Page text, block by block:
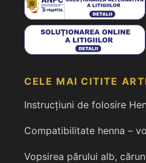
CELE MAI CITITE
Instrucțiuni de folosire
Compatibilitate henna –
Vopsirea părului alb,